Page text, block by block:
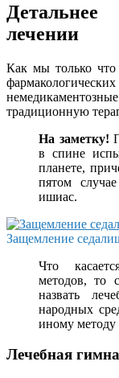
лечении
Как мы только
традиционную
На заметку!
в спине
планете,
пятом
ишиас.
Защемление
Что
методов, то
назвать
народных
иному методу
Лечебная